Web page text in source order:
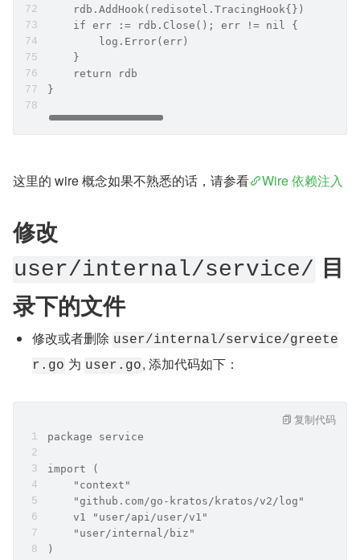
    rdb.AddHook(redisotel.TracingHook{})
    if err := rdb.Close(); err != nil {
        log.Error(err)
    }
    return rdb
}
这里的 wire 概念如果不熟悉的话，请参看 Wire 依赖注入
user/internal/service/ 目
录下的文件
修改或者删除 user/internal/service/greete
r.go 为 user.go, 添加代码如下：
package service
import (
    "context"
    "github.com/go-kratos/kratos/v2/log"
    v1 "user/api/user/v1"
    "user/internal/biz"
)
复制代码